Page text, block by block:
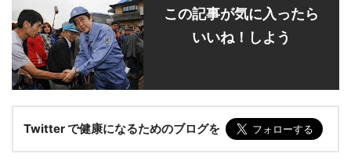
この記事が気に入ったら
いいね！しよう
Twitter で健康になるためのブログを